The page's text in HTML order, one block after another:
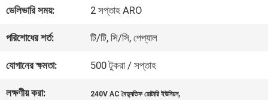
মান
নিয়ন্ত্রণ
আমাদের
ডেলিভারি সময়: 2 সপ্তাহ ARO
পরিশোধের শর্ত: টি/টি, সি/সি, পেপ্যাল
যোগানের ক্ষমতা: 500 টুকরা / সপ্তাহ
লক্ষণীয় করা: 240V AC বৈদ্যুতিক রোটারি ইউনিয়ন,